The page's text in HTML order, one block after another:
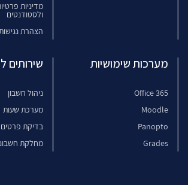
מדיניות
ולסטודנטים
הצהרת
מערכות שימושיות
Office 365
Moodle
Panopto
Grades
שירותים
ניהול חשבון
מערכת שעות
בדיקת פרטים
מחלקת